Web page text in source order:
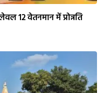
12 वेतनमान में प्रोन्नति